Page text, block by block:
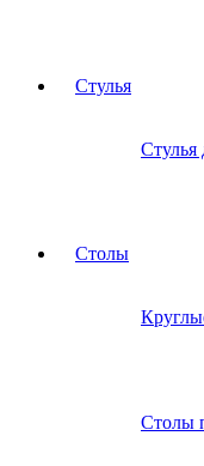
Стулья
Стулья
Столы
Столы